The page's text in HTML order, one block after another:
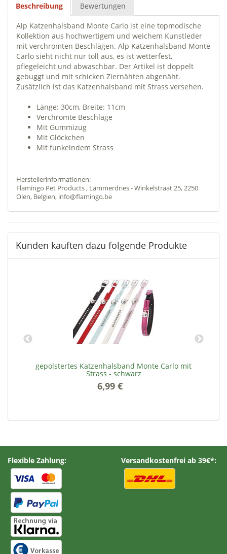
Beschreibung Bewertungen
Alp Katzenhalsband Monte Carlo ist eine topmodische
Kollektion aus hochwertigem und weichem Kunstleder
mit verchromten Beschlägen. Alp Katzenhalsband Monte
Carlo sieht nicht nur toll aus, es ist wetterfest,
pflegeleicht und abwaschbar. Der Artikel ist doppelt
gebuggt und mit schicken Ziernähten abgenäht.
Zusätzlich ist das Katzenhalsband mit Strass versehen.
Länge: 30cm, Breite: 11cm
Verchromte Beschläge
Mit Gummizug
Mit Glöckchen
Mit funkelndem Strass
Herstellerinformationen:
Flamingo Pet Products , Lammerdries - Winkelstraat 25, 2250
Olen, Belgien, info@flamingo.be
Kunden kauften dazu folgende Produkte
gepolstertes Katzenhalsband Monte Carlo mit
Strass - schwarz
6,99 €
Flexible Zahlung: Versandkostenfrei ab 39€*: